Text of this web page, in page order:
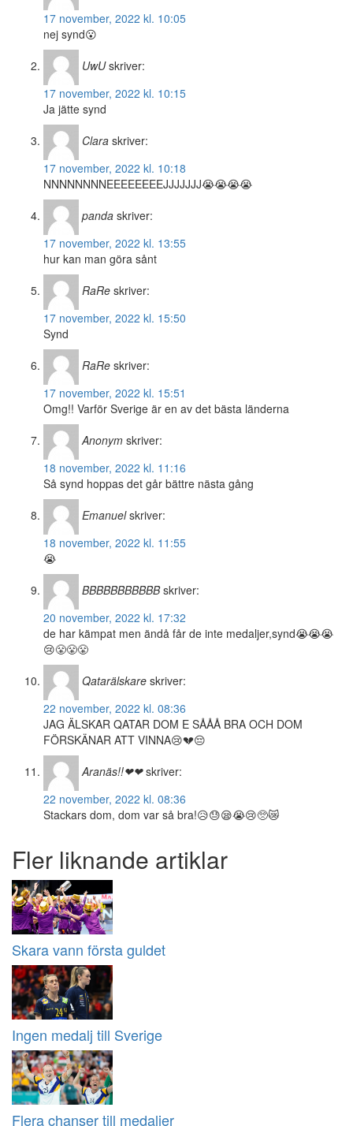
17 november, 2022 kl. 10:05
nej synd😮
UwU skriver:
17 november, 2022 kl. 10:15
Ja jätte synd
Clara skriver:
17 november, 2022 kl. 10:18
NNNNNNNNEEEEEEEEJJJJJJJ😭😭😭😭
panda skriver:
17 november, 2022 kl. 13:55
hur kan man göra sånt
RaRe skriver:
17 november, 2022 kl. 15:50
Synd
RaRe skriver:
17 november, 2022 kl. 15:51
Omg!! Varför Sverige är en av det bästa länderna
Anonym skriver:
18 november, 2022 kl. 11:16
Så synd hoppas det går bättre nästa gång
Emanuel skriver:
18 november, 2022 kl. 11:55
😭
BBBBBBBBBBB skriver:
20 november, 2022 kl. 17:32
de har kämpat men ändå får de inte medaljer,synd😭😭😭
😢😤😤😤
Qatarälskare skriver:
22 november, 2022 kl. 08:36
JAG ÄLSKAR QATAR DOM E SÅÅÅ BRA OCH DOM
FÖRSKÄNAR ATT VINNA😢💔😔
Aranäs!!❤❤ skriver:
22 november, 2022 kl. 08:36
Stackars dom, dom var så bra!😥😓😪😭😢🥺😿
Fler liknande artiklar
Skara vann första guldet
Ingen medalj till Sverige
Flera chanser till medaljer